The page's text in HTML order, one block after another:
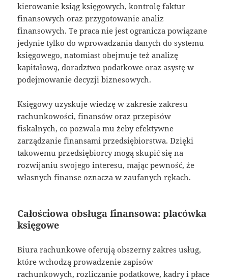
kierowanie ksiąg księgowych, kontrolę faktur
finansowych oraz przygotowanie analiz
finansowych. Te praca nie jest ogranicza powiązane
jedynie tylko do wprowadzania danych do systemu
księgowego, natomiast obejmuje też analizę
kapitałową, doradztwo podatkowe oraz asystę w
podejmowanie decyzji biznesowych.
Księgowy uzyskuje wiedzę w zakresie zakresu
rachunkowości, finansów oraz przepisów
fiskalnych, co pozwala mu żeby efektywne
zarządzanie finansami przedsiębiorstwa. Dzięki
takowemu przedsiębiorcy mogą skupić się na
rozwijaniu swojego interesu, mając pewność, że
własnych finanse oznacza w zaufanych rękach.
Całościowa obsługa finansowa: placówka
księgowe
Biura rachunkowe oferują obszerny zakres usług,
które wchodzą prowadzenie zapisów
rachunkowych, rozliczanie podatkowe, kadry i płace